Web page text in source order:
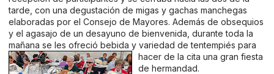
tarde, con una degustación de migas y gachas manchegas
elaboradas por el Consejo de Mayores. Además de obsequios
y el agasajo de un desayuno de bienvenida, durante toda la
mañana se les ofreció bebida y variedad de tentempiés para
hacer de la cita una gran fiesta
de hermandad.